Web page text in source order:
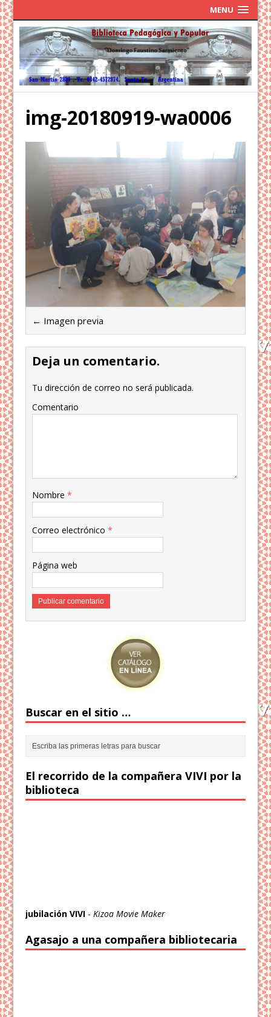
MENU
img-20180919-wa0006
← Imagen previa
Deja un comentario.
Tu dirección de correo no será publicada.
Comentario
Nombre*
Correo electrónico*
Página web
Buscar en el sitio …
El recorrido de la compañera VIVI por la
biblioteca
jubilación VIVI -Kizoa Movie Maker
Agasajo a una compañera bibliotecaria